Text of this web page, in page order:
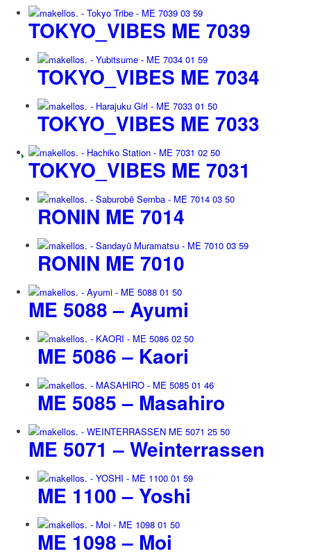
TOKYO_VIBES ME 7039
TOKYO_VIBES ME 7034
TOKYO_VIBES ME 7033
TOKYO_VIBES ME 7031
RONIN ME 7014
RONIN ME 7010
ME 5088 – Ayumi
ME 5086 – Kaori
ME 5085 – Masahiro
ME 5071 – Weinterrassen
ME 1100 – Yoshi
ME 1098 – Moi